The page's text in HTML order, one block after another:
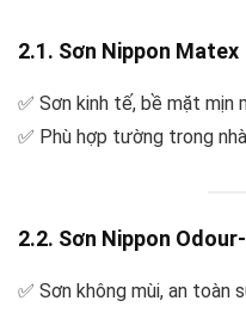
2.1. Sơn Nippon Matex
✅ Sơn kinh tế, bề mặt mịn
✅ Phù hợp tường trong
2.2. Sơn Nippon
✅ Sơn không mùi, an toàn